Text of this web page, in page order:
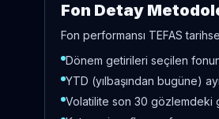
Fon Detay
Fon performansı TEFAS
Dönem getirileri seçilen
YTD (yılbaşından bugüne)
Volatilite son 30 gözlemdeki